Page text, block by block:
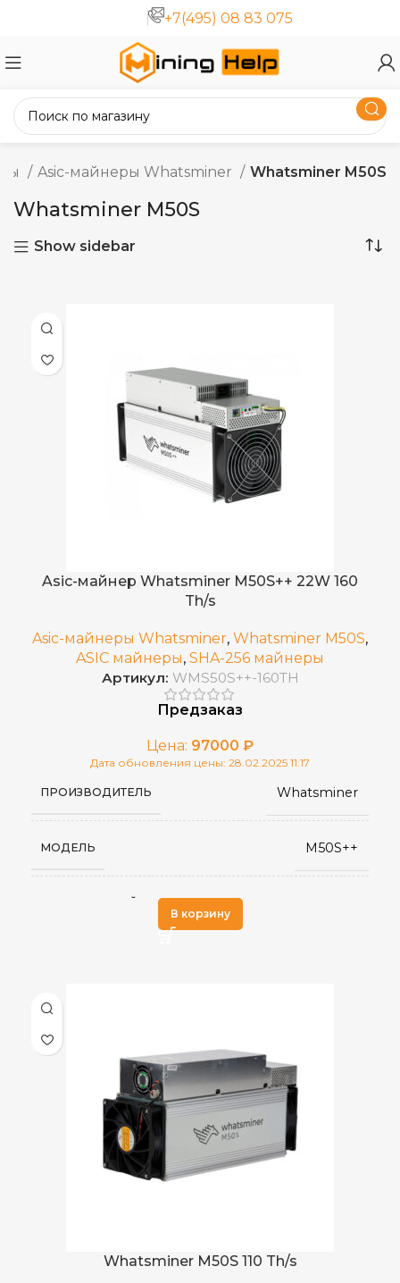
+7(495) 08 83 075
Asic-майнеры Whatsminer Whatsminer M50S
Whatsminer M50S
Show sidebar
Asic-майнер Whatsminer M50S++ 22W 160
Th/s
Asic-майнеры Whatsminer, Whatsminer M50S,
ASIC майнеры, SHA-256 майнеры
Артикул: WMS50S++-160TH
Предзаказ
Цена: 97000 ₽
Дата обновления цены: 28.02.2025 11:17
ПРОИЗВОДИТЕЛЬ Whatsminer
МОДЕЛЬ M50S++
АЛГОРИТМ МАЙНИНГА
ЭЛЕКТРОПОТРЕБЛЕНИЕ (КВТ)
ЭНЕРГОЭФФЕКТИВНОСТЬ
ОХЛАЖДЕНИЕ 2 вентилятора
СЕТЕВОЕ ПОДКЛЮЧЕНИЕ
В корзину
Whatsminer M50S 110 Th/s